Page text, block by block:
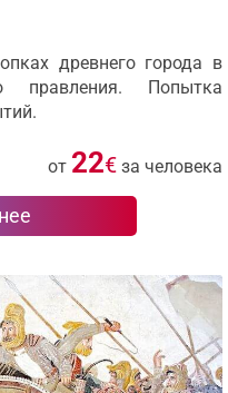
древнего города в
правления. Попытка
от 22€ за человека